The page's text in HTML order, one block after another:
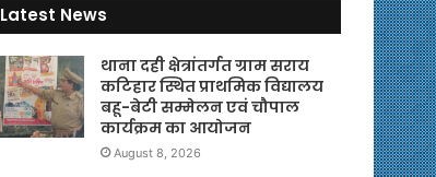
Latest News
थाना दही क्षेत्रांतर्गत ग्राम सराय
कटिहार स्थित प्राथमिक विद्यालय
बहू-बेटी सम्मेलन एवं चौपाल
कार्यक्रम का आयोजन
August 8, 2026